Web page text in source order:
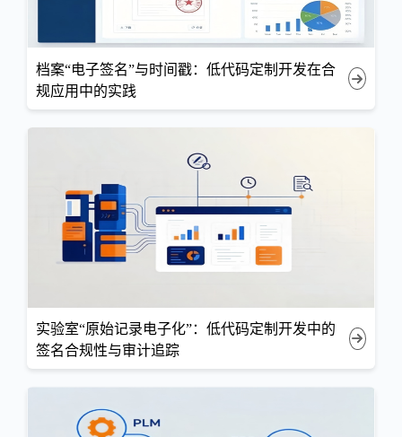
档案“电子签名”与时间戳：低代码定制开发在合
规应用中的实践
实验室“原始记录电子化”：低代码定制开发中的
签名合规性与审计追踪